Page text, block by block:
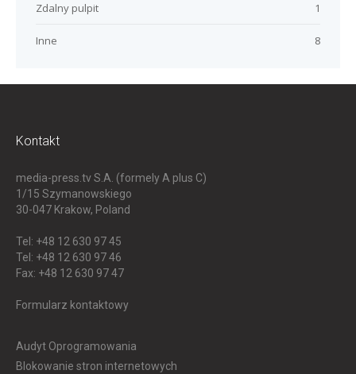
1
Zdalny pulpit
8
Inne
Kontakt
media-press.tv S.A. (formely A plus C)
1/15 Szymanowskiego
30-047 Krakow, Poland
Tel: +48 12 630 97 45
Tel: +48 12 630 97 46
Fax: +48 12 630 97 47
Formularz kontaktowy
Audyt Oprogramowania
Blokowanie stron internetowych